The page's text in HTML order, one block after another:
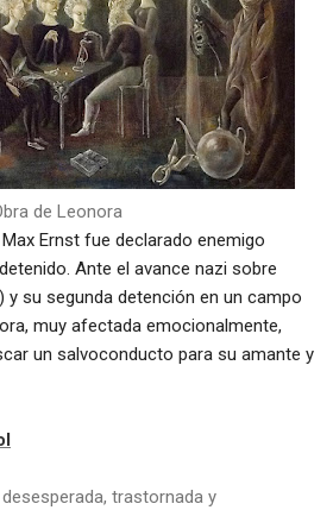
de Leonora
Ernst fue declarado enemigo
Ante el avance nazi sobre
y su segunda detención en un campo
muy afectada emocionalmente,
un salvoconducto para su amante y
trastornada y